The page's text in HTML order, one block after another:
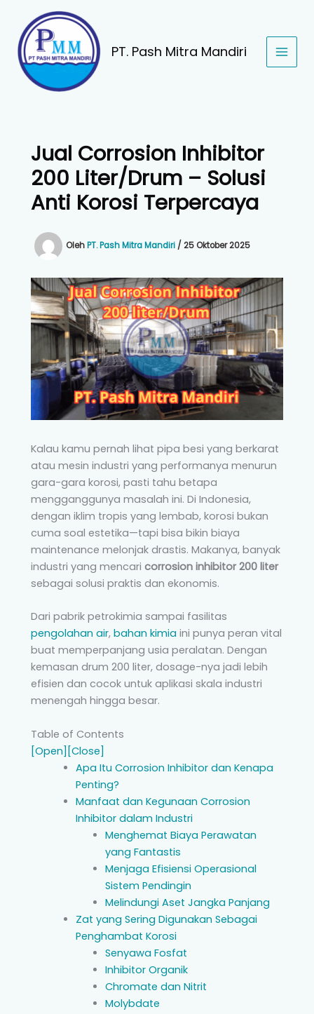
konten
PT. Pash Mitra Mandiri
Jual Corrosion Inhibitor
200 Liter/Drum – Solusi
Anti Korosi Terpercaya
OlehPT. Pash Mitra Mandiri / 25 Oktober 2025
Kalau kamu pernah lihat pipa besi yang berkarat
atau mesin industri yang performanya menurun
gara-gara korosi, pasti tahu betapa
mengganggunya masalah ini. Di Indonesia,
dengan iklim tropis yang lembab, korosi bukan
cuma soal estetika—tapi bisa bikin biaya
maintenance melonjak drastis. Makanya, banyak
industri yang mencari corrosion inhibitor 200 liter
sebagai solusi praktis dan ekonomis.
Dari pabrik petrokimia sampai fasilitas
pengolahan air, bahan kimia ini punya peran vital
buat memperpanjang usia peralatan. Dengan
kemasan drum 200 liter, dosage-nya jadi lebih
efisien dan cocok untuk aplikasi skala industri
menengah hingga besar.
Table of Contents
[Open] [Close]
Apa Itu Corrosion Inhibitor dan Kenapa
Penting?
Manfaat dan Kegunaan Corrosion
Inhibitor dalam Industri
Menghemat Biaya Perawatan
yang Fantastis
Menjaga Efisiensi Operasional
Sistem Pendingin
Melindungi Aset Jangka Panjang
Zat yang Sering Digunakan Sebagai
Penghambat Korosi
Senyawa Fosfat
Inhibitor Organik
Chromate dan Nitrit
Molybdate